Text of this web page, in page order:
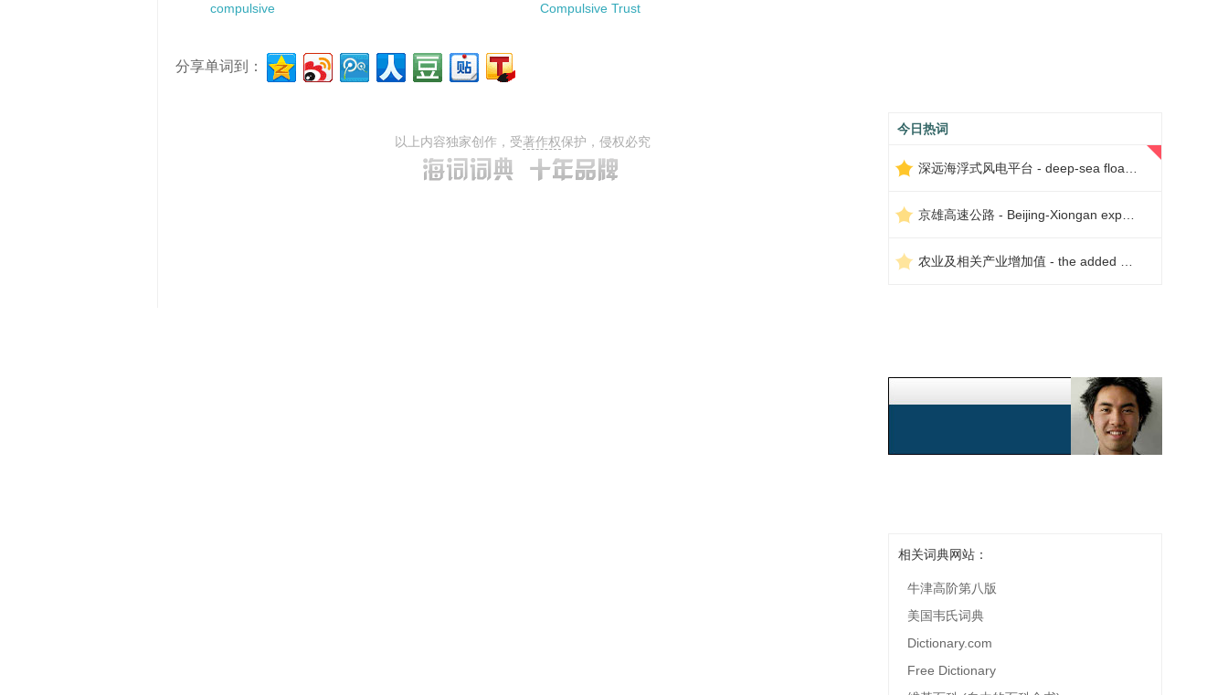
compulsive Compulsive Trust
分享单词到：
以上内容独家创作，受著作权保护，侵权必究
今日热词
相关词典网站：
牛津高阶第八版
美国韦氏词典
Dictionary.com
Free Dictionary